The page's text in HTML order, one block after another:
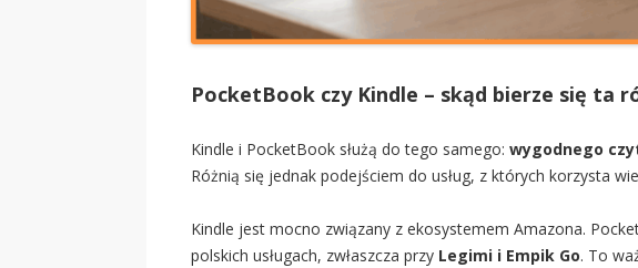
PocketBook czy Kindle – skąd bierze się ta
Kindle i PocketBook służą do tego samego: wygodnego
Różnią się jednak podejściem do usług, z których korzysta
Kindle jest mocno związany z ekosystemem Amazona.
polskich usługach, zwłaszcza przy Legimi i Empik Go. To